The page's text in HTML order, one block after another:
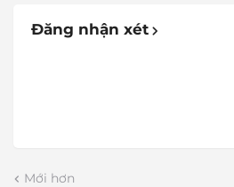
Đăng nhận xét
Mới hơn